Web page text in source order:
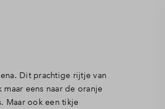
Dit prachtige rijtje van
eens naar de oranje
Maar ook een tikje